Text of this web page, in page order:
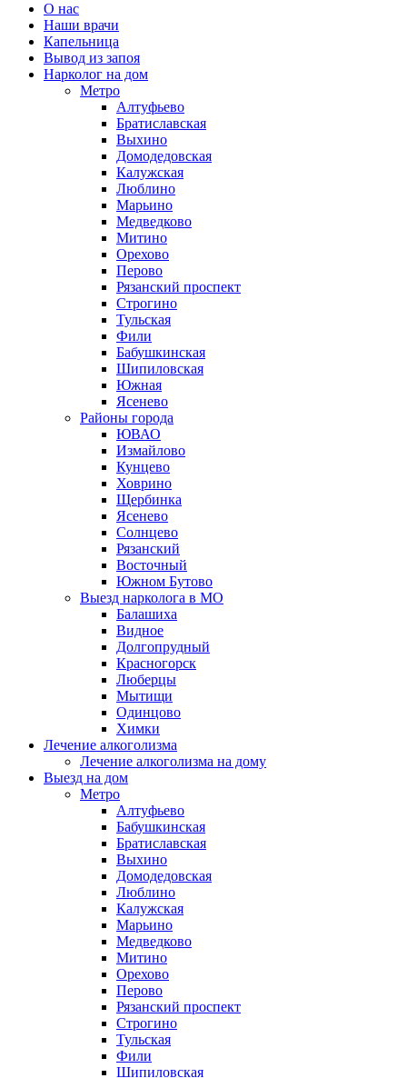
О нас
Наши врачи
Капельница
Вывод из запоя
Нарколог на дом
Метро
Алтуфьево
Братиславская
Выхино
Домодедовская
Калужская
Люблино
Марьино
Медведково
Митино
Орехово
Перово
Рязанский проспект
Строгино
Тульская
Фили
Бабушкинская
Шипиловская
Южная
Ясенево
Районы города
ЮВАО
Измайлово
Кунцево
Ховрино
Щербинка
Ясенево
Солнцево
Рязанский
Восточный
Южном Бутово
Выезд нарколога в МО
Балашиха
Видное
Долгопрудный
Красногорск
Люберцы
Мытищи
Одинцово
Химки
Лечение алкоголизма
Лечение алкоголизма на дому
Выезд на дом
Метро
Алтуфьево
Бабушкинская
Братиславская
Выхино
Домодедовская
Люблино
Калужская
Марьино
Медведково
Митино
Орехово
Перово
Рязанский проспект
Строгино
Тульская
Фили
Шипиловская